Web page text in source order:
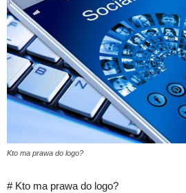
Kto ma prawa do logo?
# Kto ma prawa do logo?